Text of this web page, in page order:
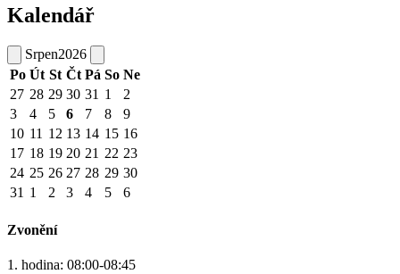
Kalendář
Srpen2026
Po Út St Čt Pá So Ne
27 28 29 30 31 1
2
3
4 5 6 7 8
9
10 11 12 13 14 15 16
17 18 19 20 21 22 23
24 25 26 27 28 29 30
31 1 2 3 4 5 6
Zvonění
1. hodina: 08:00-08:45